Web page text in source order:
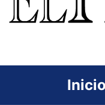
Inicio